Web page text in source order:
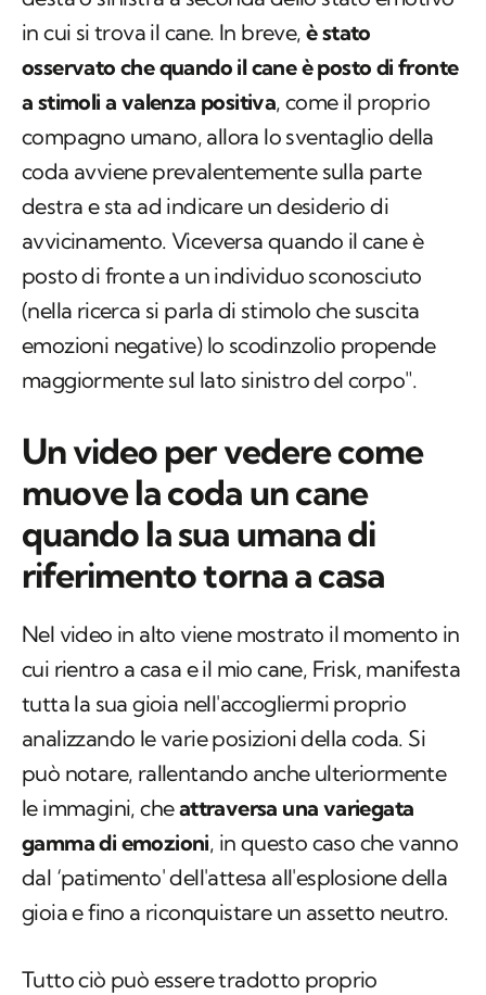
in cui si trova il cane. In breve, è stato
osservato che quando il cane è posto di fronte
a stimoli a valenza positiva, come il proprio
compagno umano, allora lo sventaglio della
coda avviene prevalentemente sulla parte
destra e sta ad indicare un desiderio di
avvicinamento. Viceversa quando il cane è
posto di fronte a un individuo sconosciuto
(nella ricerca si parla di stimolo che suscita
emozioni negative) lo scodinzolio propende
maggiormente sul lato sinistro del corpo".
Un video per vedere come
muove la coda un cane
quando la sua umana di
riferimento torna a casa
Nel video in alto viene mostrato il momento in
cui rientro a casa e il mio cane, Frisk, manifesta
tutta la sua gioia nell'accogliermi proprio
analizzando le varie posizioni della coda. Si
può notare, rallentando anche ulteriormente
le immagini, cheattraversa una variegata
gamma di emozioni, in questo caso che vanno
dal ‘patimento' dell'attesa all'esplosione della
gioia e fino a riconquistare un assetto neutro.
Tutto ciò può essere tradotto proprio